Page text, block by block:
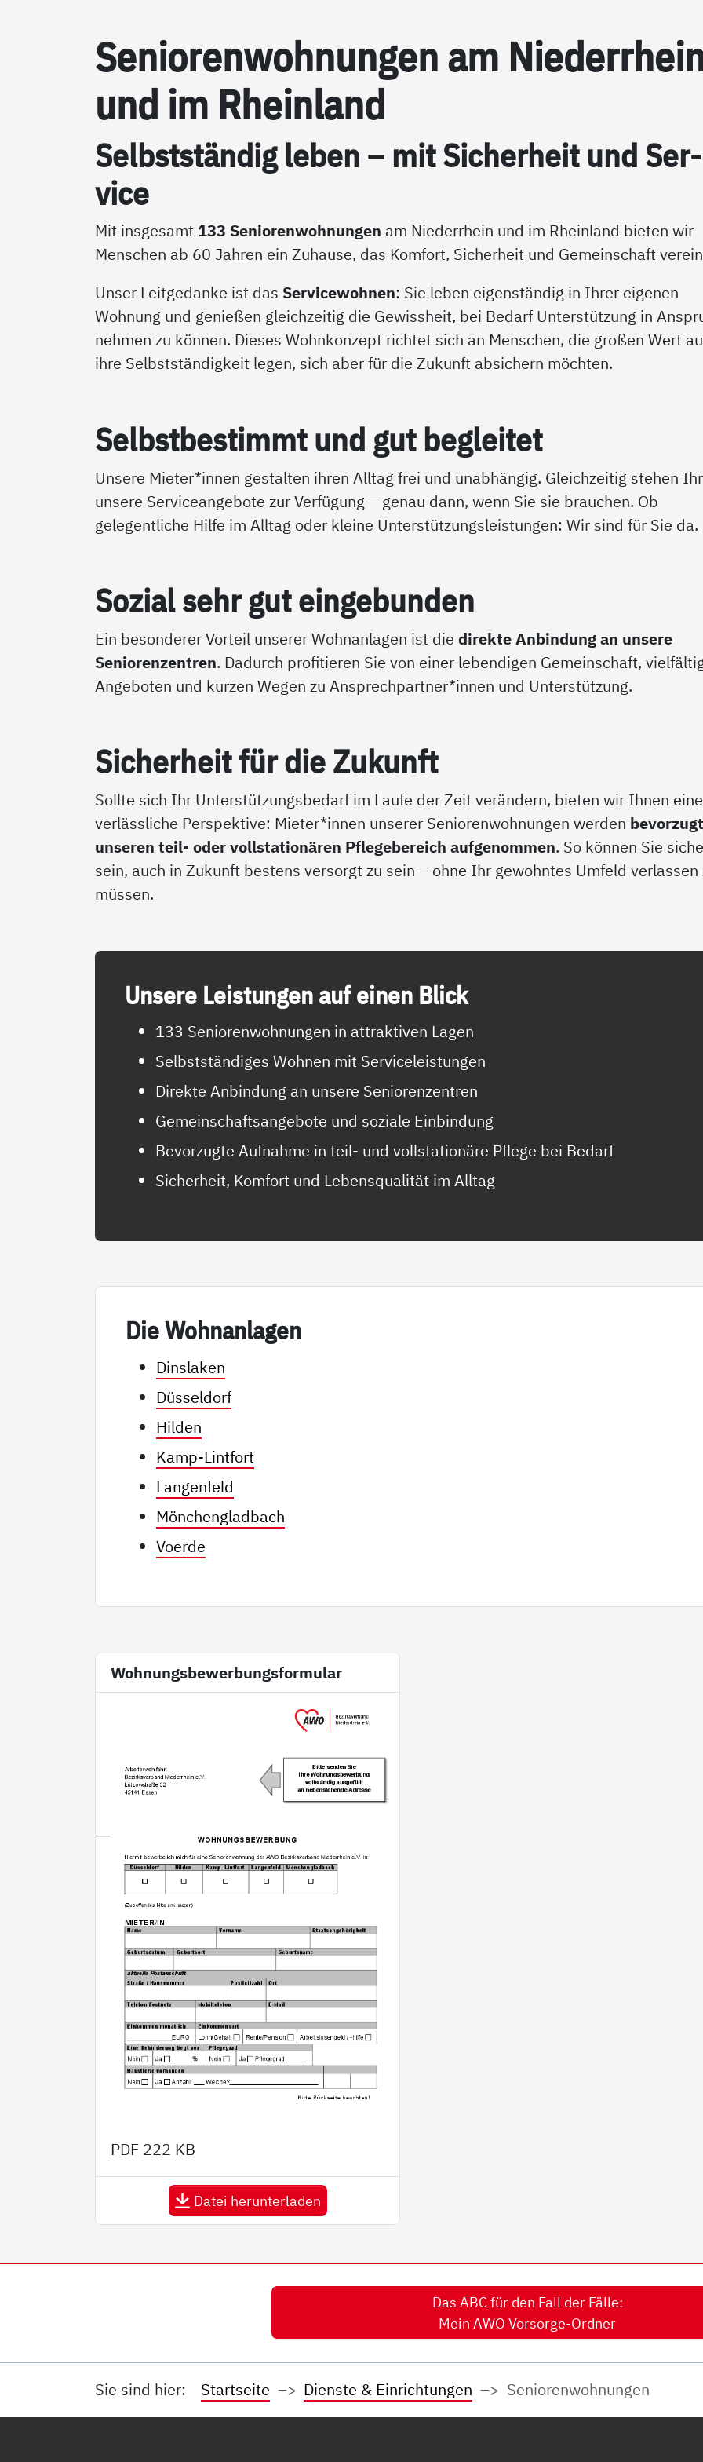
Se­nio­ren­woh­nun­gen am
und im Rhein­land
Selbst­stän­dig le­ben – mit Si­cher­heit und Ser­
vice
Mit insgesamt 133 Seniorenwohnungen am Niederrhein und im Rheinland bieten wir
Menschen ab 60 Jahren ein Zuhause, das Komfort, Sicherheit und Gemeinschaft
Unser Leitgedanke ist das Servicewohnen: Sie leben eigenständig in Ihrer eigenen
Wohnung und genießen gleichzeitig die Gewissheit, bei Bedarf Unterstützung in
nehmen zu können. Dieses Wohnkonzept richtet sich an Menschen, die großen Wert
ihre Selbstständigkeit legen, sich aber für die Zukunft absichern möchten.
Selbst­be­stimmt und gut be­g­lei­tet
Unsere Mieter*innen gestalten ihren Alltag frei und unabhängig. Gleichzeitig stehen
unsere Serviceangebote zur Verfügung – genau dann, wenn Sie sie brauchen. Ob
gelegentliche Hilfe im Alltag oder kleine Unterstützungsleistungen: Wir sind für Sie da.
So­zial sehr gut ein­ge­bun­den
Ein besonderer Vorteil unserer Wohnanlagen ist diedirekte Anbindung an unsere
Seniorenzentren. Dadurch profitieren Sie von einer lebendigen Gemeinschaft,
Angeboten und kurzen Wegen zu Ansprechpartner*innen und Unterstützung.
Si­cher­heit für die Zu­kunft
Sollte sich Ihr Unterstützungsbedarf im Laufe der Zeit verändern, bieten wir Ihnen eine
verlässliche Perspektive: Mieter*innen unserer Seniorenwohnungen werden
unseren teil- oder vollstationären Pflegebereich aufgenommen. So können Sie
sein, auch in Zukunft bestens versorgt zu sein – ohne Ihr gewohntes Umfeld verlassen
müssen.
Un­se­re Leis­tun­gen auf ei­nen Blick
133 Seniorenwohnungen in attraktiven Lagen
Selbstständiges Wohnen mit Serviceleistungen
Direkte Anbindung an unsere Seniorenzentren
Gemeinschaftsangebote und soziale Einbindung
Bevorzugte Aufnahme in teil- und vollstationäre Pflege bei Bedarf
Sicherheit, Komfort und Lebensqualität im Alltag
Die Wohn­an­la­gen
Dinslaken
Düsseldorf
Hilden
Kamp-Lintfort
Langenfeld
Mönchengladbach
Voerde
Wohnungsbewerbungsformular
PDF 222 KB
Datei herunterladen
Das ABC für den Fall der Fälle:
Mein AWO Vorsorge-Ordner
Sie sind hier: Startseite Dienste & Einrichtungen Seniorenwohnungen